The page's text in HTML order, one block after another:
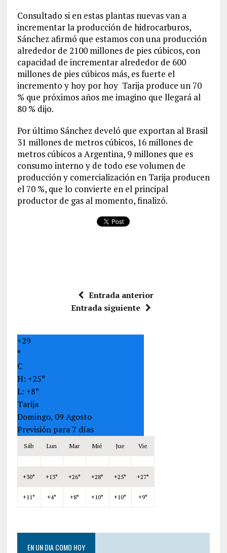
Consultado si en estas plantas nuevas van a
incrementar la producción de hidrocarburos,
Sánchez afirmó que estamos con una producción
alrededor de 2100 millones de pies cúbicos, con
capacidad de incrementar alrededor de 600
millones de pies cúbicos más, es fuerte el
incremento y hoy por hoy Tarija produce un 70
% que próximos años me imagino que llegará al
80 % dijo.
Por último Sánchez develó que exportan al Brasil
31 millones de metros cúbicos, 16 millones de
metros cúbicos a Argentina, 9 millones que es
consumo interno y de todo ese volumen de
producción y comercialización en Tarija producen
el 70 %, que lo convierte en el principal
productor de gas al momento, finalizó.
Entrada anterior
Entrada siguiente
+29
°
C
H: +25°
L: +8°
Tarija
Domingo, 09 Agosto
Previsión para 7 días
Sáb Lun Mar Mié Jue Vie
+30° +13° +26° +28° +25° +27°
+11° +4° +8° +10° +10° +9°
EN UN DIA COMO HOY